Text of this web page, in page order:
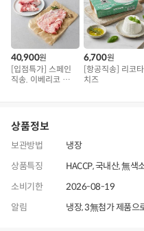
40,900원
[입점특가] 스페인
직송. 이베리코 삼
6,700원
[항공직송] 리코타
치즈
상품정보
보관방법
냉장
상품특징
HACCP, 국내산, 無색
소비기한
2026-08-19
알림
냉장, 3無첨가 제품으